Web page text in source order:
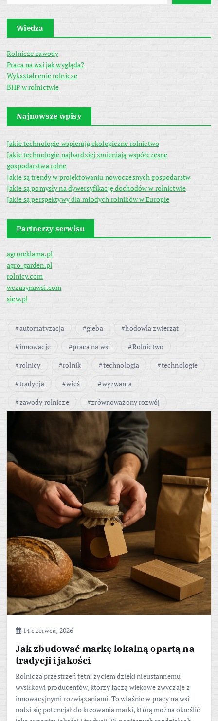
Wiedza
Rolnicze zawody
Praca na wsi jak wygląda?
Wykształcenie rolnicze
BHP w rolnictwie
Najnowsze wpisy
Jakie technologie wspierają ekologiczne rolnictwo
Jakie technologie najbardziej zmieniają współczesne
gospodarstwa rolne
Jakie są trendy w projektowaniu nowoczesnych gospodarstw
Jakie są pomysły na dywersyfikację dochodów w rolnictwie
Jakie są perspektywy dla młodych rolników w Europie
Partnerzy serwisu
agroreklama.pl
agro-garden.pl
rolnicy.com
wczasynawsi.com
siew.pl
automatyzacja gleba
hodowla zwierząt
innowacje
praca na wsi
Rolnictwo
rolnicy
rolnik technologia
technologie
tradycja
wieś
wyzwania
zawody rolnicze
zrównoważony rozwój
14 czerwca, 2026
Jak zbudować markę lokalną opartą na
tradycji i jakości
Rolnicza przestrzeń tętni życiem dzięki nieustannemu
wysiłkowi producentów, którzy łączą wiekowe zwyczaje z
innowacyjnymi rozwiązaniami. To właśnie w pracy na wsi
rodzi się potencjał do kreowania marki, którą można określić